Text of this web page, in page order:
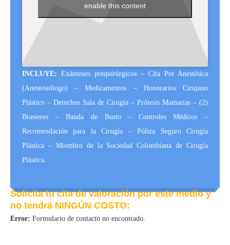
enable this content
INCLUYE:Exámenes prequirúrgicos – Cita Pre Anestésica
(Anestesiólogo) – Medicamentos – Honorarios Cirujano
Plástico – Derechos Sala de Cirugía – Prótesis Mamarias – (2)
Brasieres – Banda de Busto – Controles Médicos –
Recomendación para la Cirugía – Póliza Seguro Cirugía
Plástica – Miembro de la Sociedad Colombiana de Cirugía
Plástica.
Solicita tu cita de valoración por este medio y
no tendrá NINGÚN COSTO:
Error: Formulario de contacto no encontrado.